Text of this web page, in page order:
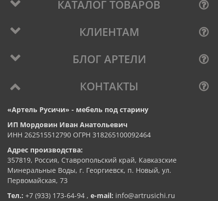
КАТАЛОГ ТОВАРОВ
КЛИЕНТАМ
БЛОГ АРТЕЛИ
КОНТАКТЫ
«Артель Русичи» - мебель под старину
ИП Мордовин Иван Анатольевич
ИНН 262515512790 ОГРН 318265100092464
Адрес производства:
357819, Россия, Ставропольский край, Кавказские
Минеральные Воды, г. Георгиевск, п. Новый, ул.
Первомайская, 73
Тел.: +7 (933) 173-64-94 , e-mail: info@artrusichi.ru